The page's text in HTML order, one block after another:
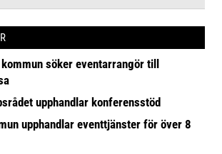
söker eventarrangör till
upphandlar konferensstöd
upphandlar eventtjänster för över 8